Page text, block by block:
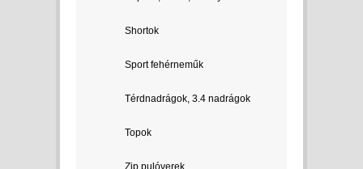
Shortok
Sport fehérneműk
Térdnadrágok, 3.4 nadrágok
Topok
Zip pulóverek